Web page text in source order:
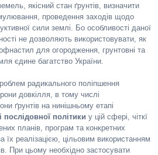
якісний стан ґрунтів, визначити
проведення заходів щодо
сили землі. Бо особливості даної
не дозволяють використовувати, як
для огородження, грунтовні та
єдине багатство України.
радикального поліпшення
довкілля, в тому числі
ґрунтів на нинішньому етапі
послідовної політики у цій сфері, чіткї
планів, програм та конкретних
їх реалізацією, цільовим використанням
При цьому необхідно застосувати